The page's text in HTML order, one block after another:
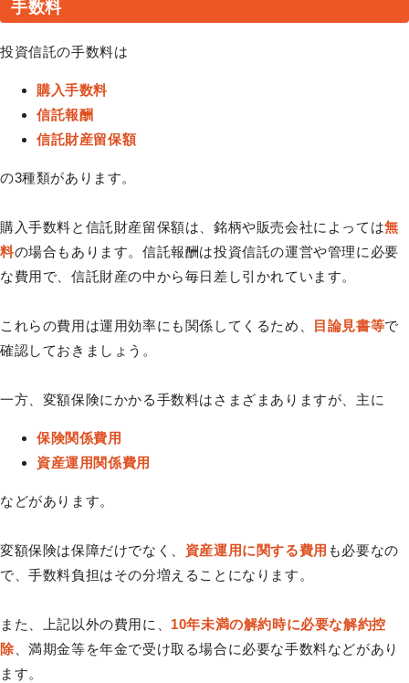
手数料
投資信託の手数料は
購入手数料
信託報酬
信託財産留保額
の3種類があります。
購入手数料と信託財産留保額は、銘柄や販売会社によっては無
料の場合もあります。信託報酬は投資信託の運営や管理に必要
な費用で、信託財産の中から毎日差し引かれています。
これらの費用は運用効率にも関係してくるため、 目論見書等で
確認しておきましょう。
一方、変額保険にかかる手数料はさまざまありますが、主に
保険関係費用
資産運用関係費用
などがあります。
変額保険は保障だけでなく、 資産運用に関する費用 も必要なの
で、手数料負担はその分増えることになります。
また、上記以外の費用に、 10年未満の解約時に必要な解約控
除 、満期金等を年金で受け取る場合に必要な手数料などがあり
ます。